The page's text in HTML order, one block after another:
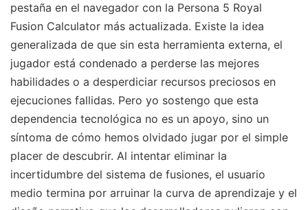
pestaña en el navegador con la Persona 5 Royal
Fusion Calculator más actualizada. Existe la idea
generalizada de que sin esta herramienta externa, el
jugador está condenado a perderse las mejores
habilidades o a desperdiciar recursos preciosos en
ejecuciones fallidas. Pero yo sostengo que esta
dependencia tecnológica no es un apoyo, sino un
síntoma de cómo hemos olvidado jugar por el simple
placer de descubrir. Al intentar eliminar la
incertidumbre del sistema de fusiones, el usuario
medio termina por arruinar la curva de aprendizaje y el